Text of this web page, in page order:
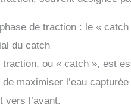
de traction : le « catch
du catch
traction, ou « catch », est
maximiser l’eau
vers l’avant.